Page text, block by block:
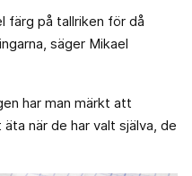
färg på tallriken för då
säger Mikael
har man märkt att
när de har valt själva, de